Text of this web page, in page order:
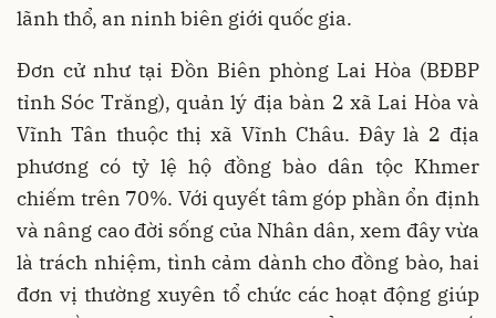
lãnh thổ, an ninh biên giới quốc gia.
Đơn cử như tại Đồn Biên phòng Lai Hòa (BĐBP
tỉnh Sóc Trăng), quản lý địa bàn 2 xã Lai Hòa và
Vĩnh Tân thuộc thị xã Vĩnh Châu. Đây là 2 địa
phương có tỷ lệ hộ đồng bào dân tộc Khmer
chiếm trên 70%. Với quyết tâm góp phần ổn định
và nâng cao đời sống của Nhân dân, xem đây vừa
là trách nhiệm, tình cảm dành cho đồng bào, hai
đơn vị thường xuyên tổ chức các hoạt động giúp